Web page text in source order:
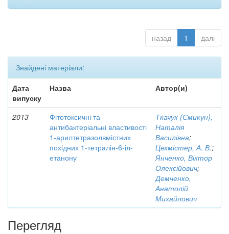
назад 1 далі
Знайдені матеріали:
Дата
випуску
Назва Автор(и)
2013
Фітотоксичні та
антибактеріальні властивості
1-арилтетразолвмістних
похідних 1-тетралін-6-іл-
етанону
Ткачук (Смикун),
Наталія
Василівна;
Цехмістер, А. В.;
Янченко, Віктор
Олексійович;
Демченко,
Анатолій
Михайлович
Перегляд